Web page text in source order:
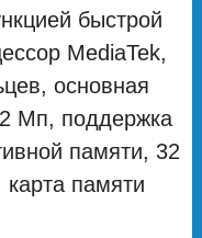
быстрой
MediaTek,
основная
Мп, поддержка
памяти, 32
памяти